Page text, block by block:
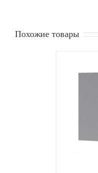
Похожие товары